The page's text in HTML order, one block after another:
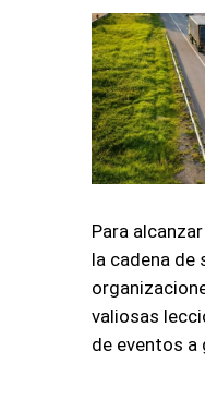
Para
la cadena de
valiosas
de eventos a